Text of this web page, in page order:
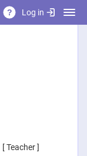
? Log in
[ Teacher ]